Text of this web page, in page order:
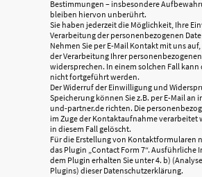
Bestimmungen – insbesondere
bleiben hiervon unberührt.
Sie haben jederzeit die Möglichkeit, Ihre
Verarbeitung der personenbezogenen
Nehmen Sie per E-Mail Kontakt mit uns
der Verarbeitung Ihrer
widersprechen. In einem solchen Fall
nicht fortgeführt werden.
Der Widerruf der Einwilligung und
Speicherung können Sie z.B. per E-Mail an
und-partner.de richten. Die
im Zuge der Kontaktaufnahme verarbeitet
in diesem Fall gelöscht.
Für die Erstellung von Kontaktformularen
das Plugin „Contact Form 7“. Ausführliche
dem Plugin erhalten Sie unter 4. b)
Plugins) dieser Datenschutzerklärung.